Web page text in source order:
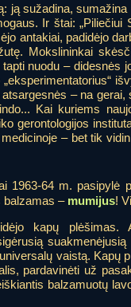
ją sužadina,
Ir štai:
antakiai, padidėjo
Mokslininkai
nuodu – didesnės
– na
Kai kuriems
gerontologijos
– bet tik
1963-64 m. pasipylė
balzamas – mumijus!
kapų plėšimas.
vaistą. Kapų
pardavinėti už
balzamuotų